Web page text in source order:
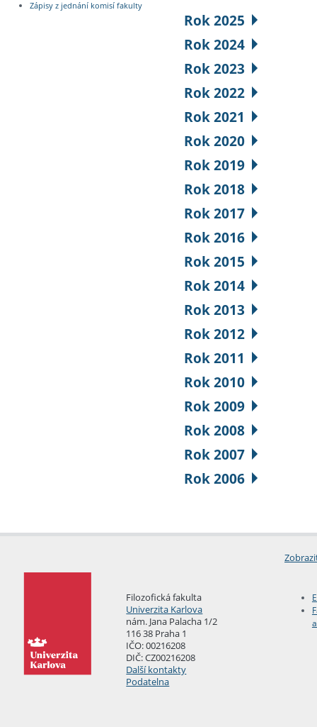
Zápisy z jednání komisí fakulty
Rok 2025
Rok 2024
Rok 2023
Rok 2022
Rok 2021
Rok 2020
Rok 2019
Rok 2018
Rok 2017
Rok 2016
Rok 2015
Rok 2014
Rok 2013
Rok 2012
Rok 2011
Rok 2010
Rok 2009
Rok 2008
Rok 2007
Rok 2006
Filozofická fakulta
Univerzita Karlova
nám. Jana Palacha 1/2
116 38 Praha 1
IČO: 00216208
DIČ: CZ00216208
Další kontakty
Podatelna